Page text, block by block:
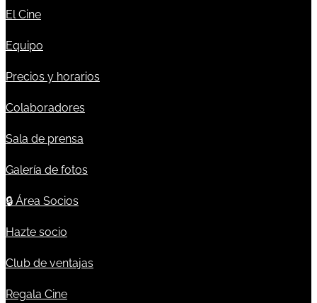
El Cine
Equipo
Precios y horarios
Colaboradores
Sala de prensa
Galería de fotos
🔒 Área Socios
Hazte socio
Club de ventajas
Regala Cine